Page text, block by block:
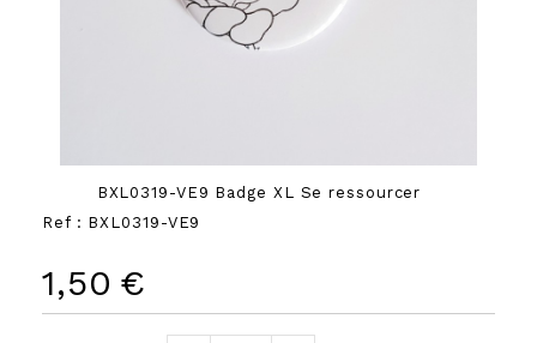
BXL0319-VE9 Badge XL Se ressourcer
Ref : BXL0319-VE9
1,50 €